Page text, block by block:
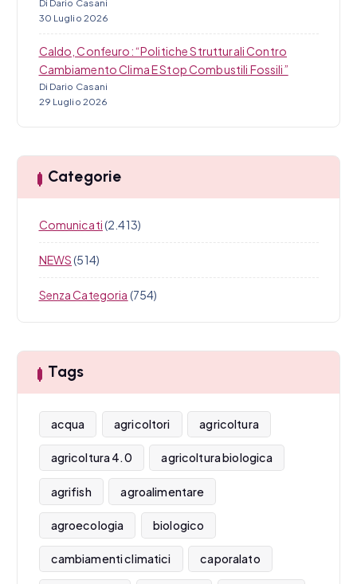
Di Dario Casani
30 Luglio 2026
Caldo, Confeuro: “Politiche Strutturali Contro
Cambiamento Clima E Stop Combustili Fossili”
Di Dario Casani
29 Luglio 2026
Categorie
Comunicati(2.413)
NEWS(514)
Senza Categoria (754)
Tags
acqua agricoltori agricoltura
agricoltura 4.0 agricoltura biologica
agrifish agroalimentare
agroecologia biologico
cambiamenti climatici caporalato